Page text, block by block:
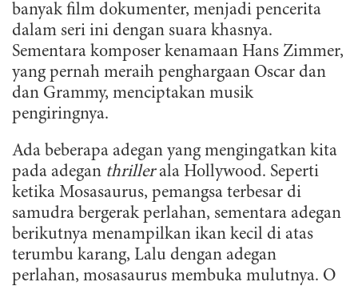
banyak film dokumenter, menjadi pencerita
dalam seri ini dengan suara khasnya.
Sementara komposer kenamaan Hans Zimmer,
yang pernah meraih penghargaan Oscar dan
dan Grammy, menciptakan musik
pengiringnya.
Ada beberapa adegan yang mengingatkan kita
pada adegan thrillerala Hollywood. Seperti
ketika Mosasaurus, pemangsa terbesar di
samudra bergerak perlahan, sementara adegan
berikutnya menampilkan ikan kecil di atas
terumbu karang, Lalu dengan adegan
perlahan, mosasaurus membuka mulutnya. O